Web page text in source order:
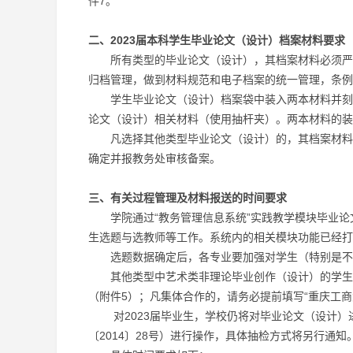
二、2023届本科学生毕业论文（设计）档案材料要求
所有类型的毕业论文（设计），其档案材料必须严
归档管理，做到材料规范和电子档案的统一管理，条
学生毕业论文（设计）档案袋中装入两本材料并刻
论文（设计）相关材料（使用抽杆夹）。两本材料的
凡选择其他类型毕业论文（设计）的，其档案材料
确定并报教务处审核备案。
三、有关过程管理及材料报送的时间要求
学院通过“教务管理信息系统”实践教学模块毕业论
生选题与选教师等工作。系统内的相关模块功能已经
选题数据确定后，各专业要加强对学生（特别是不
其他类型中艺术类非理论毕业创作（设计）的学生
（附件5）；凡集体合作的，请务必提前填写“重庆工
对2023届毕业生，学校仍将对毕业论文（设计）
〔2014〕28号）进行操作，具体抽检方式将另行通知